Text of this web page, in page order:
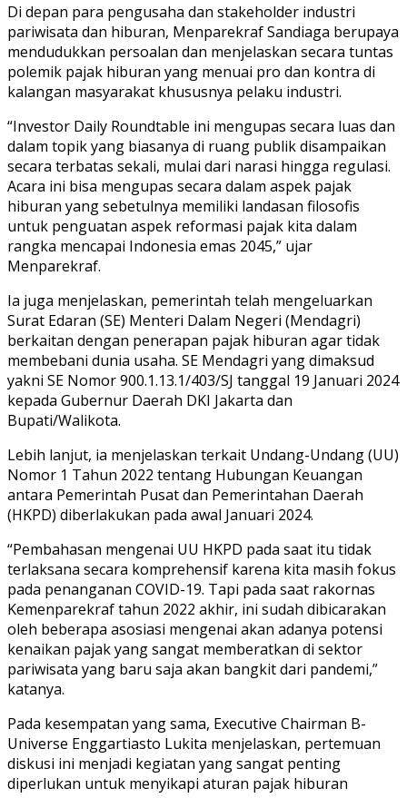
Di depan para pengusaha dan stakeholder industri
pariwisata dan hiburan, Menparekraf Sandiaga berupaya
mendudukkan persoalan dan menjelaskan secara tuntas
polemik pajak hiburan yang menuai pro dan kontra di
kalangan masyarakat khususnya pelaku industri.
“Investor Daily Roundtable ini mengupas secara luas dan
dalam topik yang biasanya di ruang publik disampaikan
secara terbatas sekali, mulai dari narasi hingga regulasi.
Acara ini bisa mengupas secara dalam aspek pajak
hiburan yang sebetulnya memiliki landasan filosofis
untuk penguatan aspek reformasi pajak kita dalam
rangka mencapai Indonesia emas 2045,” ujar
Menparekraf.
Ia juga menjelaskan, pemerintah telah mengeluarkan
Surat Edaran (SE) Menteri Dalam Negeri (Mendagri)
berkaitan dengan penerapan pajak hiburan agar tidak
membebani dunia usaha. SE Mendagri yang dimaksud
yakni SE Nomor 900.1.13.1/403/SJ tanggal 19 Januari 2024
kepada Gubernur Daerah DKI Jakarta dan
Bupati/Walikota.
Lebih lanjut, ia menjelaskan terkait Undang-Undang (UU)
Nomor 1 Tahun 2022 tentang Hubungan Keuangan
antara Pemerintah Pusat dan Pemerintahan Daerah
(HKPD) diberlakukan pada awal Januari 2024.
“Pembahasan mengenai UU HKPD pada saat itu tidak
terlaksana secara komprehensif karena kita masih fokus
pada penanganan COVID-19. Tapi pada saat rakornas
Kemenparekraf tahun 2022 akhir, ini sudah dibicarakan
oleh beberapa asosiasi mengenai akan adanya potensi
kenaikan pajak yang sangat memberatkan di sektor
pariwisata yang baru saja akan bangkit dari pandemi,”
katanya.
Pada kesempatan yang sama, Executive Chairman B-
Universe Enggartiasto Lukita menjelaskan, pertemuan
diskusi ini menjadi kegiatan yang sangat penting
diperlukan untuk menyikapi aturan pajak hiburan